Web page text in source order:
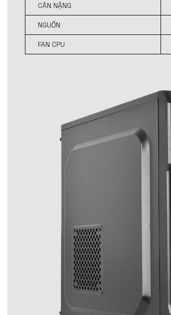
CÂN NẶNG
NGUỒN
FAN CPU